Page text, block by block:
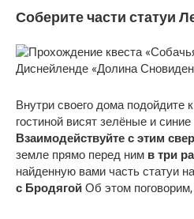
Соберите части статуи
Внутри своего дома подойдите к
гостиной висят зелёные и
Взаимодействуйте с этим
земле прямо перед ним в три
найденную вами часть статуи
с Бродягой Об этом поговорим,